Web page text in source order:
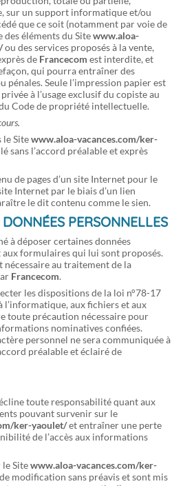
sur un support informatique et/ou
que ce soit (notamment par voie de
des éléments du Sitewww.aloa-
ou des services proposés à la vente,
de Francecom est interdite, et
qui pourra entraîner des
pénales. Seule l’impression papier est
à l’usage exclusif du copiste au
Code de propriété intellectuelle.
le Sitewww.aloa-vacances.com/ker-
sans l’accord préalable et exprès
de pages d’un site Internet pour le
Internet par le biais d’un lien
le dit contenu comme le sien.
PERSONNELLES
à déposer certaines données
formulaires qui lui sont proposés.
nécessaire au traitement de la
Francecom.
les dispositions de la loi n°78-17
aux fichiers et aux
toute précaution nécessaire pour
nominatives confiées.
personnel ne sera communiquée à
préalable et éclairé de
toute responsabilité quant aux
pouvant survenir sur le
ker-yaoulet/et entraîner une perte
de l’accès aux informations
le Sitewww.aloa-vacances.com/ker-
modification sans préavis et sont mis